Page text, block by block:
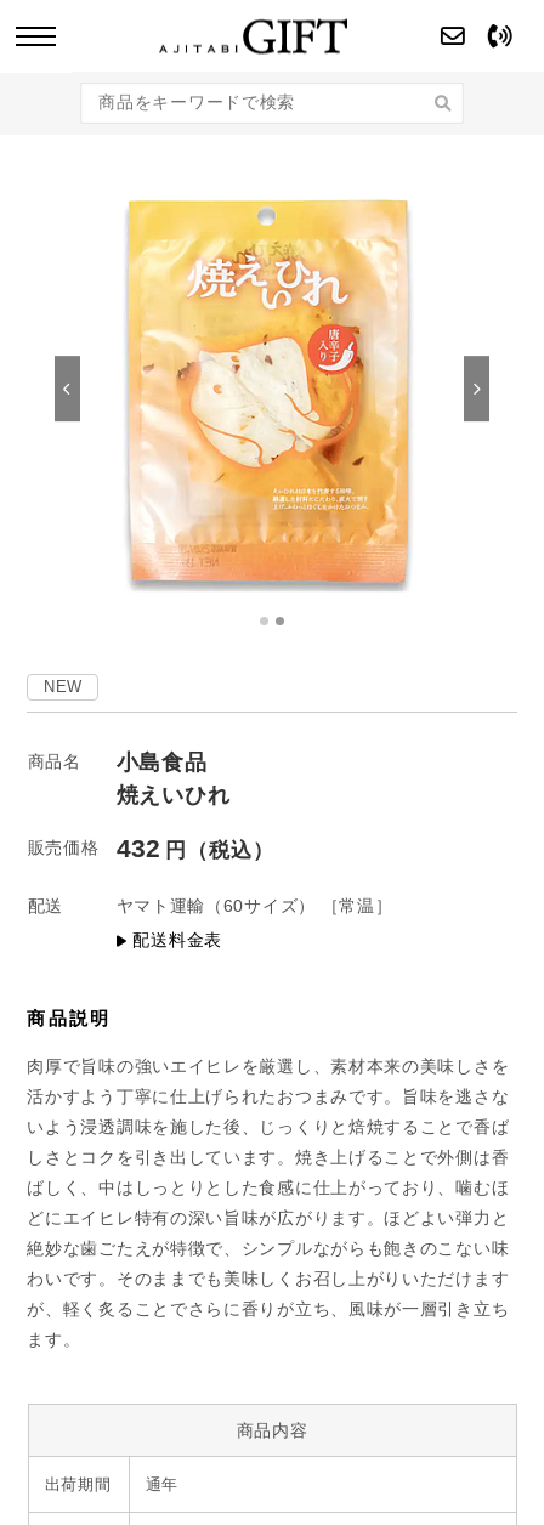
のギフト商品をご提案します。
NEW
商品名
小島食品
焼えいひれ
販売価格 432
配送 ヤマト運輸 （60サイズ）
［常温］
配送料金表
商品説明
肉厚で旨味の強いエイヒレを厳選し、素材本来の美味しさを
活かすよう丁寧に仕上げられたおつまみです。旨味を逃さな
いよう浸透調味を施した後、じっくりと焙焼することで香ば
しさとコクを引き出しています。焼き上げることで外側は香
ばしく、中はしっとりとした食感に仕上がっており、噛むほ
どにエイヒレ特有の深い旨味が広がります。ほどよい弾力と
絶妙な歯ごたえが特徴で、シンプルながらも飽きのこない味
わいです。そのままでも美味しくお召し上がりいただけます
が、軽く炙ることでさらに香りが立ち、風味が一層引き立ち
ます。
商品内容
出荷期間 通年